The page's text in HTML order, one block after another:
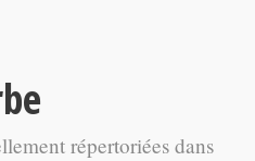
répertoriées dans